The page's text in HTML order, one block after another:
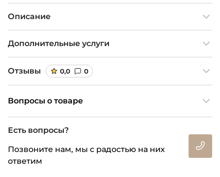
Описание
Дополнительные услуги
Отзывы 0,0 0
Вопросы о товаре
Есть вопросы?
Позвоните нам, мы с радостью на них
ответим